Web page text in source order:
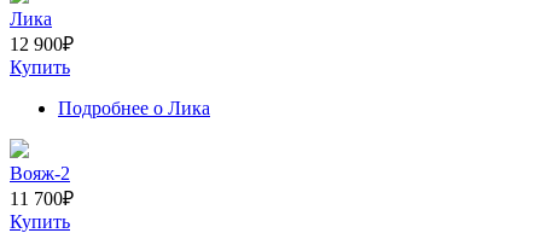
Лика
12 900₽
Купить
Подробнее о Лика
Вояж-2
11 700₽
Купить